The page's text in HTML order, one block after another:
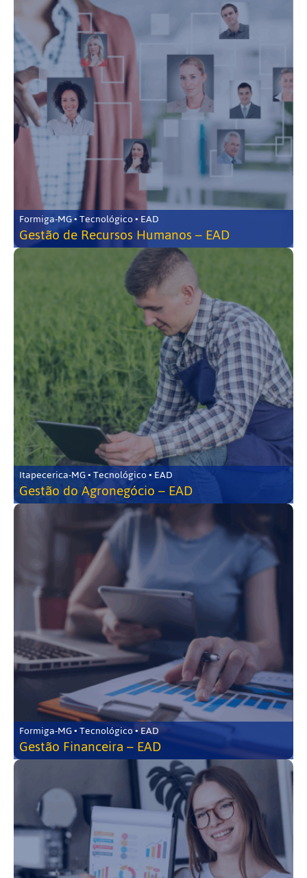
Formiga-MG • Tecnológico • EAD
Gestão de Recursos Humanos – EAD
Itapecerica-MG • Tecnológico • EAD
Gestão do Agronegócio – EAD
Formiga-MG • Tecnológico • EAD
Gestão Financeira – EAD